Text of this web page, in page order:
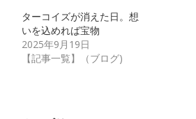
ターコイズが消えた日。想
いを込めれば宝物
2025年9月19日
【記事一覧】（ブログ)